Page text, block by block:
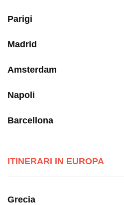
Parigi
Madrid
Amsterdam
Napoli
Barcellona
ITINERARI IN EUROPA
Grecia